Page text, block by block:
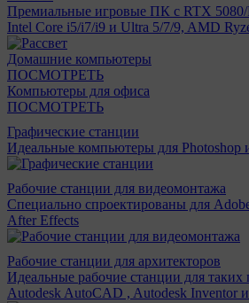
Премиальные игровые ПК с RTX
Intel Core i5/i7/i9 и Ultra 5/7/9, AMD
Домашние компьютеры
ПОСМОТРЕТЬ
Компьютеры для офиса
ПОСМОТРЕТЬ
Графические станции
Идеальные компьютеры для Photoshop
Рабочие станции для видеомонтажа
Специально спроектированы для
After Effects
Рабочие станции для архитекторов
Идеальные рабочие станции для таких
Autodesk AutoCAD , Autodesk Inventor